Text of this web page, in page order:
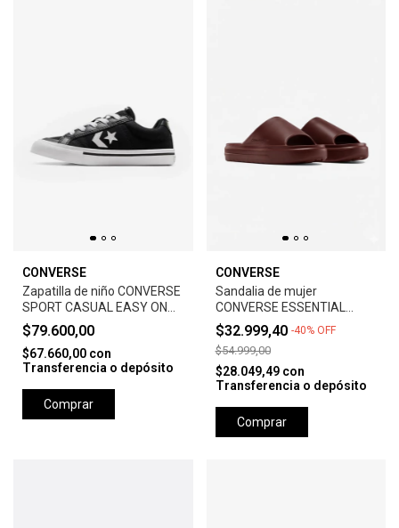
CONVERSE
Zapatilla de niño CONVERSE
SPORT CASUAL EASY ON
OX - BLACK/WHITE/BLACK
$79.600,00
$67.660,00 con
Transferencia o depósito
Comprar
CONVERSE
Sandalia de mujer
CONVERSE ESSENTIAL
SLIDE SLIP ROTTIN
APPLE/ROTTIN APPLE
$32.999,40 -40% OFF
$54.999,00
$28.049,49 con
Transferencia o depósito
Comprar